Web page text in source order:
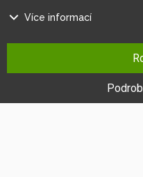
Jak na reklamaci
Více informací
Na našem webu používáme
Ty jsou nezbytně nutné pro
rozhodnete využívat. Bez